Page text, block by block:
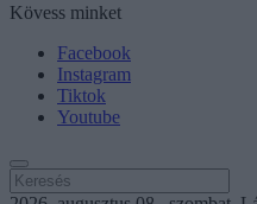
Kövess minket
Facebook
Instagram
Tiktok
Youtube